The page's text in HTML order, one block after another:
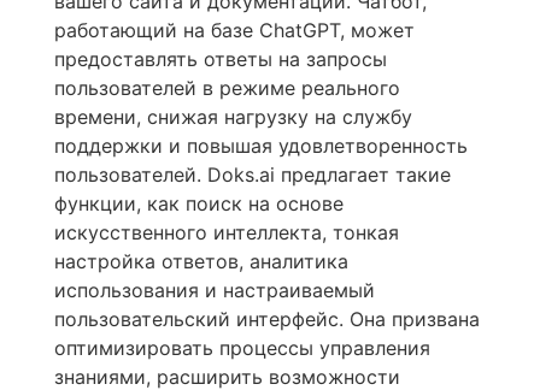
работающий на базе ChatGPT, может
предоставлять ответы на запросы
пользователей в режиме реального
времени, снижая нагрузку на службу
поддержки и повышая удовлетворенность
пользователей. Doks.ai предлагает такие
функции, как поиск на основе
искусственного интеллекта, тонкая
настройка ответов, аналитика
использования и настраиваемый
пользовательский интерфейс. Она призвана
оптимизировать процессы управления
знаниями, расширить возможности